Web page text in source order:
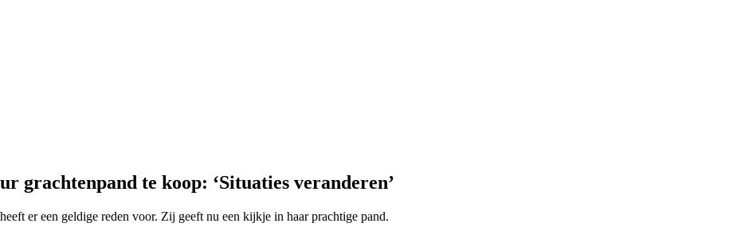
grachtenpand te koop: ‘Situaties veranderen’
er een geldige reden voor. Zij geeft nu een kijkje in haar prachtige pand.